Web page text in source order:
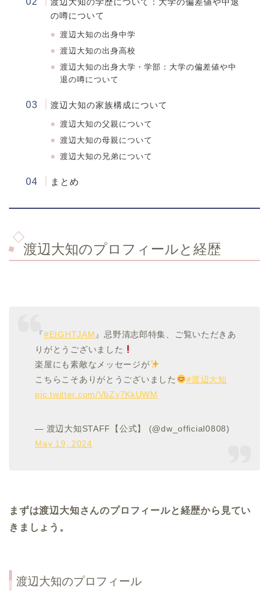
の噂について
渡辺大知の出身中学
渡辺大知の出身高校
渡辺大知の出身大学・学部：大学の偏差値や中
退の噂について
渡辺大知の家族構成について
渡辺大知の父親について
渡辺大知の母親について
渡辺大知の兄弟について
まとめ
渡辺大知のプロフィールと経歴
『#EIGHTJAM』忌野清志郎特集、ご覧いただきあ
りがとうございました
楽屋にも素敵なメッセージが
こちらこそありがとうございました
#渡辺大知
pic.twitter.com/VbZy7KkUWM
— 渡辺大知STAFF【公式】 (@dw_official0808)
May 19, 2024
まずは渡辺大知さんのプロフィールと経歴から見てい
きましょう。
渡辺大知のプロフィール